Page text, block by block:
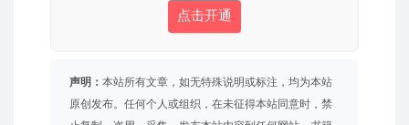
点击开通
声明： 本站所有文章，如无特殊说明或标注，均为本站
原创发布。任何个人或组织，在未征得本站同意时，禁